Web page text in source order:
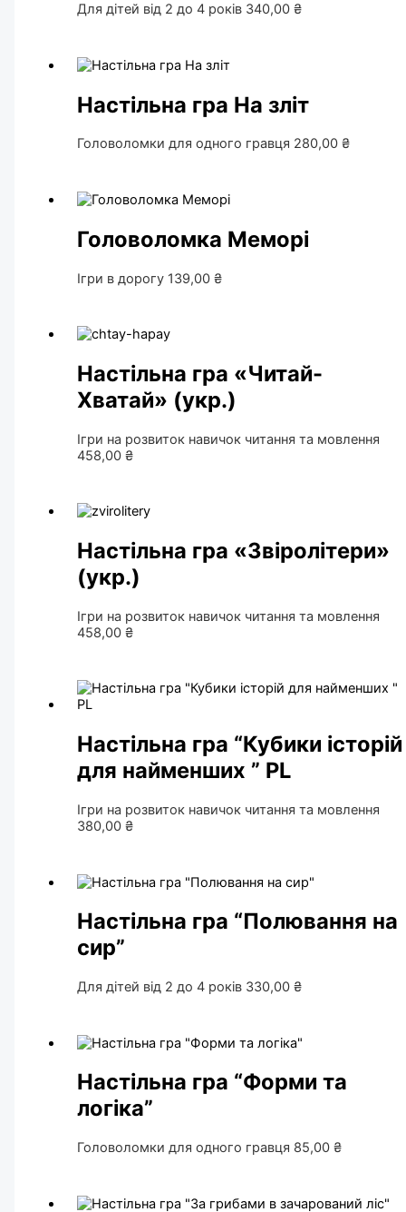
Для дітей від 2 до 4 років 340,00₴
Настільна гра На зліт
Головоломки для одного гравця 280,00₴
Головоломка Меморі
Ігри в дорогу 139,00₴
Настільна гра «Читай-
Хватай» (укр.)
Ігри на розвиток навичок читання та мовлення
458,00₴
Настільна гра «Звіролітери»
(укр.)
Ігри на розвиток навичок читання та мовлення
458,00₴
Настільна гра “Кубики історій
для найменших ” PL
Ігри на розвиток навичок читання та мовлення
380,00₴
Настільна гра “Полювання на
сир”
Для дітей від 2 до 4 років 330,00₴
Настільна гра “Форми та
логіка”
Головоломки для одного гравця 85,00₴